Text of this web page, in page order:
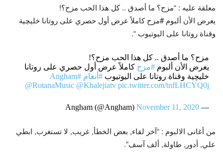
معلقة عليه : “مزح؟ ما أصدق .. كل هذا الحب مزح؟!
يعرض الأن ألبوم #مزح كاملاً عرض أول حصري على روتانا خليچية
وقناة روتانا على اليوتيوب “.
مزح؟ ما أصدق .. كل هذا الحب مزح؟!
يعرض الأن ألبوم #مزح كاملاً عرض أول حصري على روتانا
خليچية وقناة روتانا على اليوتيوب #أنغام #Angham
@RotanaMusic @Khalejiatv pic.twitter.com/tnfLHCYQ0j
— Angham (@Angham)
November 11, 2020
من أغانى الالبوم : “آخر لقاء, بعض الخطأ, غريب, لا تستغرب, ابطي
علي, أدور, طاولة, ألف آسف”.